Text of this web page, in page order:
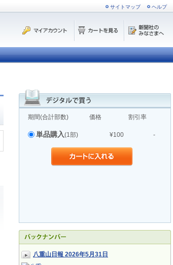
サイトマップ ヘルプ
期間(合計部数) 価格 割引率
単品購入(1部) ¥100 -
八重山日報 2026年5月31日